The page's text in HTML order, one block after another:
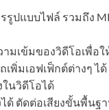
แบบไฟล์ รวมถึง
มเข้มของวิดีโอเพื่อ
พิ่มเอฟเฟ็กต์ต่างๆ ไ
นวิดีโอได้
ด้ ตัดต่อเสียงขั้นพื้นฐ